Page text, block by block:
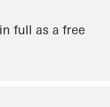
full as a free